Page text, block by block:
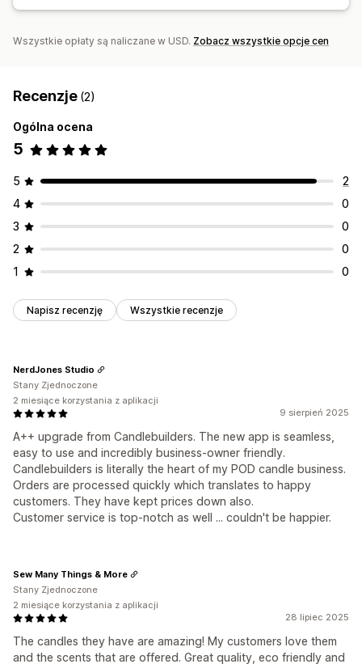
Wszystkie opłaty są naliczane w USD. Zobacz wszystkie opcje cen
Recenzje (2)
Ogólna ocena
5
5
2
4
0
3
0
2
0
1
0
Napisz recenzję Wszystkie recenzje
9 sierpień 2025
A++ upgrade from Candlebuilders. The new app is seamless,
easy to use and incredibly business-owner friendly.
Candlebuilders is literally the heart of my POD candle business.
Orders are processed quickly which translates to happy
customers. They have kept prices down also.
Customer service is top-notch as well ... couldn't be happier.
NerdJones Studio
Stany Zjednoczone
2 miesiące korzystania z aplikacji
28 lipiec 2025
The candles they have are amazing! My customers love them
and the scents that are offered. Great quality, eco friendly and
Sew Many Things & More
Stany Zjednoczone
2 miesiące korzystania z aplikacji